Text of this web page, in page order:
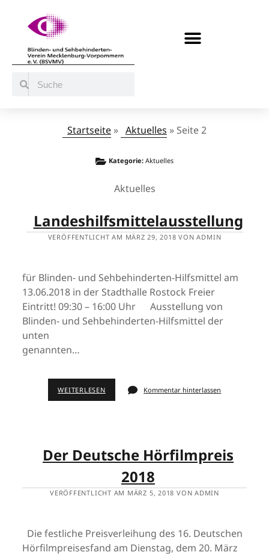
Startseite » Aktuelles » Seite 2
Kategorie: Aktuelles
Aktuelles
Landeshilfsmittelausstellung
VERÖFFENTLICHT AM MÄRZ 29, 2018 VON ADMIN
für Blinden- und Sehbehinderten-Hilfsmittel am
13.06.2018 in der Stadthalle Rostock Freier
Eintritt! 09:30 – 16:00 Uhr Ausstellung von
Blinden- und Sehbehinderten-Hilfsmittel der
unten
genannten…
WEITERLESEN Kommentar hinterlassen
Der Deutsche Hörfilmpreis
2018
VERÖFFENTLICHT AM MÄRZ 5, 2018 VON ADMIN
Die festliche Preisverleihung des 16. Deutschen
Hörfilmpreisesfand am Dienstag, dem 20. März